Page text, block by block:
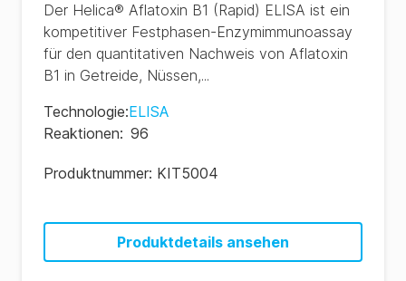
Der Helica® Aflatoxin B1 (Rapid) ELISA ist ein
kompetitiver Festphasen-Enzymimmunoassay
für den quantitativen Nachweis von Aflatoxin
B1 in Getreide, Nüssen,...
Technologie:ELISA
Reaktionen: 96
Produktnummer: KIT5004
Produktdetails ansehen